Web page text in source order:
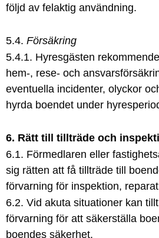
följd av felaktig användning.
5.4. Försäkring
5.4.1. Hyresgästen
hem-, rese- och
eventuella incidenter, olyckor
hyrda boendet under
6. Rätt till tillträde och
6.1. Förmedlaren eller
sig rätten att få tillträde till
förvarning för inspektion,
6.2. Vid akuta situationer kan
förvarning för att säkerställa
boendes säkerhet.